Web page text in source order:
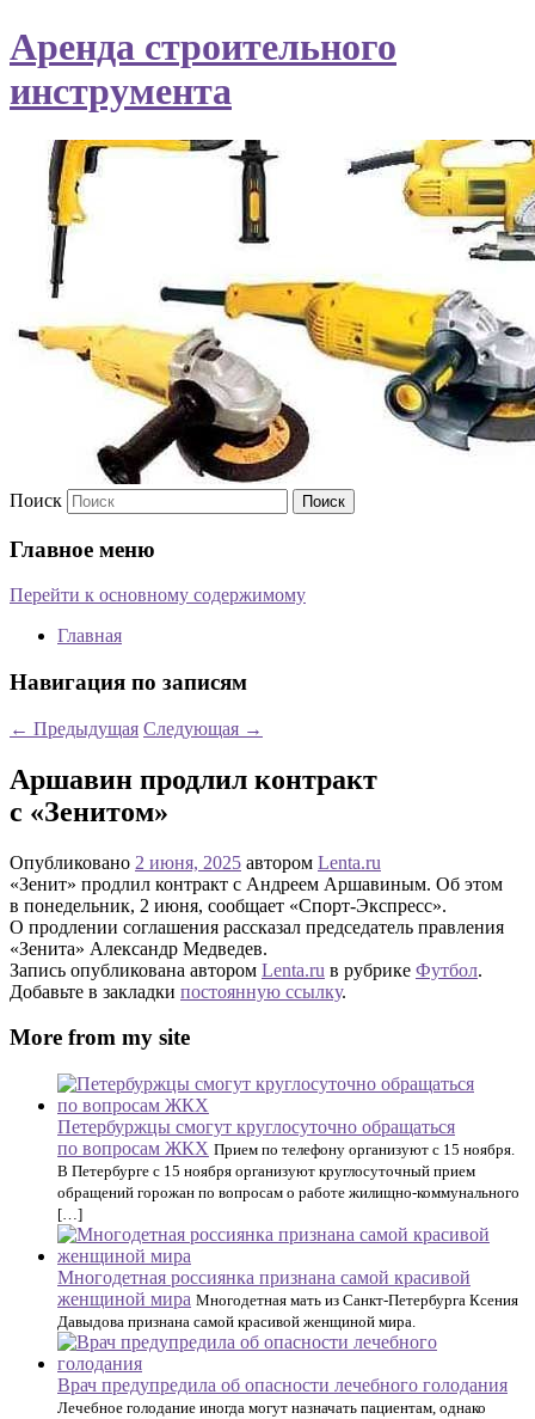
Аренда строительного
инструмента
Поиск
Главное меню
Перейти к основному содержимому
Главная
Навигация по записям
← Предыдущая Следующая →
Аршавин продлил контракт
с «Зенитом»
Опубликовано 2 июня, 2025 автором Lenta.ru
«Зенит» продлил контракт с Андреем Аршавиным. Об этом
в понедельник, 2 июня, сообщает «Спорт-Экспресс».
О продлении соглашения рассказал председатель правления
«Зенита» Александр Медведев.
Запись опубликована автором Lenta.ru в рубрике Футбол.
Добавьте в закладки постоянную ссылку.
More from my site
Петербуржцы смогут круглосуточно обращаться
по вопросам ЖКХ Прием по телефону организуют с 15 ноября.
В Петербурге с 15 ноября организуют круглосуточный прием
обращений горожан по вопросам о работе жилищно-коммунального
[…]
Многодетная россиянка признана самой красивой
женщиной мира Многодетная мать из Санкт-Петербурга Ксения
Давыдова признана самой красивой женщиной мира.
Врач предупредила об опасности лечебного голодания
Лечебное голодание иногда могут назначать пациентам, однако